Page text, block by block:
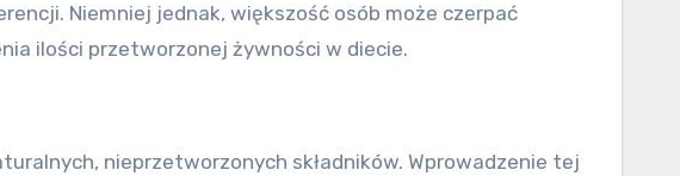
Niemniej jednak, większość osób może czerpać
ilości przetworzonej żywności w diecie.
nieprzetworzonych składników. Wprowadzenie tej